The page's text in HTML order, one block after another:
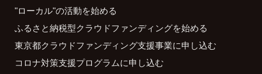
"ローカル"の活動を始める
ふるさと納税型クラウドファンディングを始める
東京都クラウドファンディング支援事業に申し込む
コロナ対策支援プログラムに申し込む